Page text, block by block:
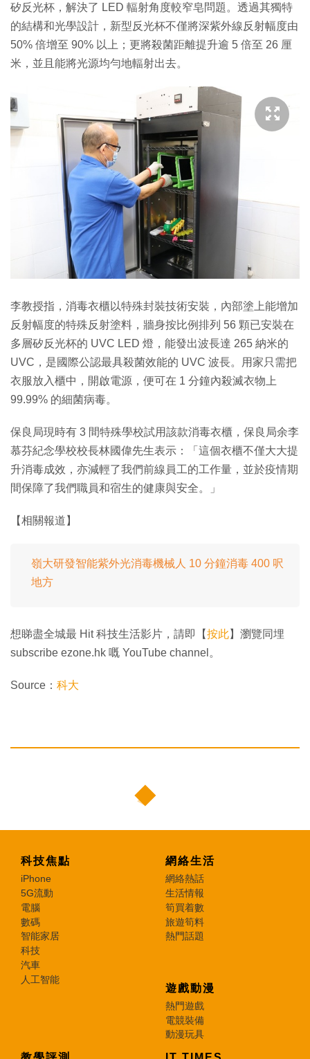
矽反光杯，解決了 LED 輻射角度較窄皂問題。透過其獨特
的結構和光學設計，新型反光杯不僅將深紫外線反射幅度由
50% 倍增至 90% 以上；更將殺菌距離提升逾 5 倍至 26 厘
米，並且能將光源均勻地輻射出去。
李教授指，消毒衣櫃以特殊封裝技術安裝，內部塗上能增加
反射幅度的特殊反射塗料，牆身按比例排列 56 顆已安裝在
多層矽反光杯的 UVC LED 燈，能發出波長達 265 納米的
UVC，是國際公認最具殺菌效能的 UVC 波長。用家只需把
衣服放入櫃中，開啟電源，便可在 1 分鐘內殺滅衣物上
99.99% 的細菌病毒。
保良局現時有 3 間特殊學校試用該款消毒衣櫃，保良局余李
慕芬紀念學校校長林國偉先生表示：「這個衣櫃不僅大大提
升消毒成效，亦減輕了我們前線員工的工作量，並於疫情期
間保障了我們職員和宿生的健康與安全。」
【相關報道】
嶺大研發智能紫外光消毒機械人 10 分鐘消毒 400 呎
地方
想睇盡全城最 Hit 科技生活影片，請即【按此】瀏覽同埋
subscribe ezone.hk 嘅 YouTube channel。
Source： 科大
科技焦點
iPhone
5G流動
電腦
數碼
智能家居
科技
汽車
人工智能
網絡生活
網絡熱話
生活情報
筍買着數
旅遊筍料
熱門話題
遊戲動漫
熱門遊戲
電競裝備
動漫玩具